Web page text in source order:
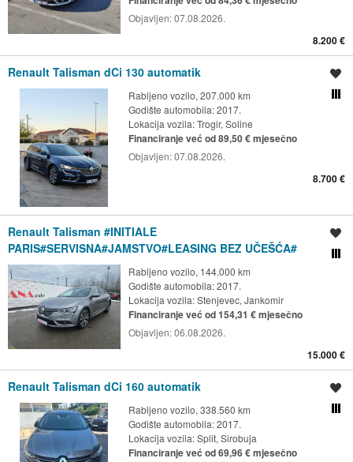
Objavljen:07.08.2026.
8.200 €
Renault Talisman dCi 130 automatik
Rabljeno vozilo, 207.000 km
Godište automobila: 2017.
Lokacija vozila:Trogir, Soline
Financiranje već od 89,50 € mjesečno
Objavljen:07.08.2026.
8.700 €
Renault Talisman #INITIALE
PARIS#SERVISNA#JAMSTVO#LEASING BEZ UČEŠĆA#
Rabljeno vozilo, 144.000 km
Godište automobila: 2017.
Lokacija vozila:Stenjevec, Jankomir
Financiranje već od 154,31 € mjesečno
Objavljen:06.08.2026.
15.000 €
Renault Talisman dCi 160 automatik
Rabljeno vozilo, 338.560 km
Godište automobila: 2017.
Lokacija vozila:Split, Sirobuja
Financiranje već od 69,96 € mjesečno